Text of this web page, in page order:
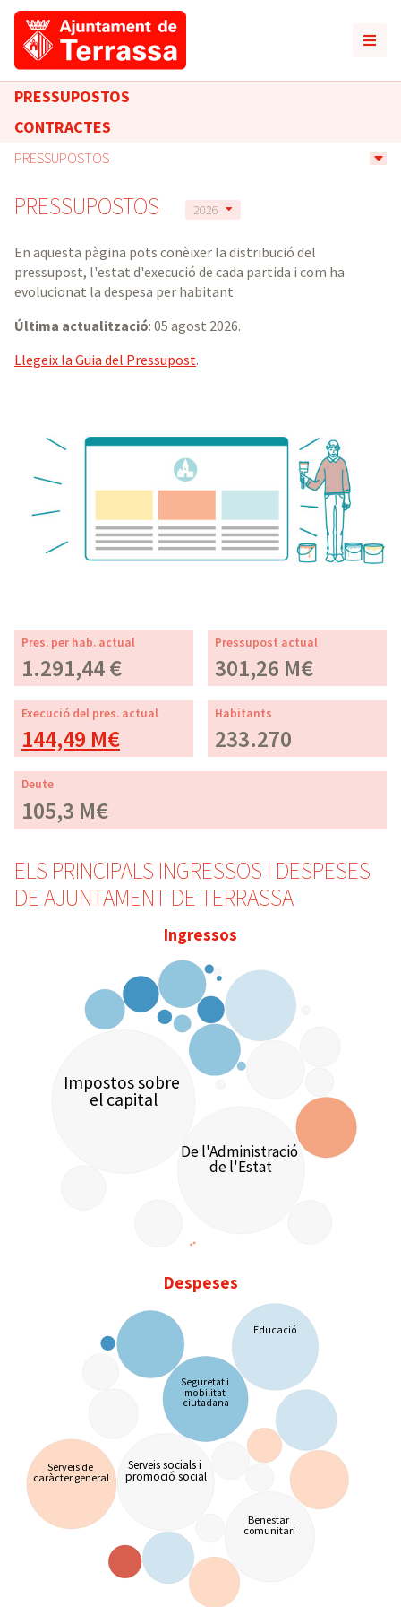
PRESSUPOSTOS
CONTRACTES
PRESSUPOSTOS
PRESSUPOSTOS 2026
En aquesta pàgina pots conèixer la distribució del
pressupost, l'estat d'execució de cada partida i com ha
evolucionat la despesa per habitant
Última actualització: 05 agost 2026.
Llegeix la Guia del Pressupost.
Pres. per hab. actual
1.291,44 €
Pressupost actual
301,26 M€
Execució del pres. actual
144,49 M€
Habitants
233.270
Deute
105,3 M€
ELS PRINCIPALS INGRESSOS I DESPESES
DE AJUNTAMENT DE TERRASSA
Ingressos
Impostos sobre
el capital
De l'Administració
de l'Estat
Despeses
Serveis socials i
promoció social
Benestar
comunitari
Serveis de
caràcter general
Educació
Seguretat i
mobilitat
ciutadana